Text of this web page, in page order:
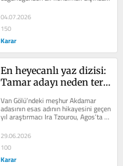
esprisini açıklamak...
04.07.2026
150
Karar
En heyecanlı yaz dizisi:
Tamar adayı neden terk
Van Gölü’ndeki meşhur Akdamar
adasının esas adının hikayesini geçen
yıl araştırmacı Ira Tzourou, Agos’ta
yazmıştı. Adanın esas...
29.06.2026
100
Karar